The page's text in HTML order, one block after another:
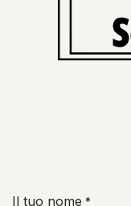
Il tuo nome *